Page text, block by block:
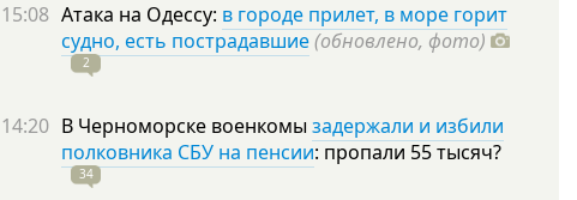
15:08 Атака на Одессу: в городе прилет, в море горит
судно, есть пострадавшие(обновлено, фото)
2
14:20 В Черноморске военкомы задержали и избили
полковника СБУ на пенсии: пропали 55тысяч?
34